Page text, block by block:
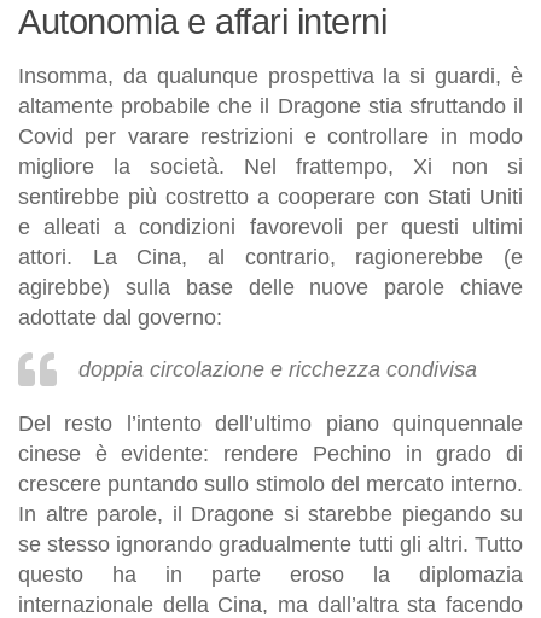
Autonomia e affari interni
Insomma, da qualunque prospettiva la si guardi, è
altamente probabile che il Dragone stia sfruttando il
Covid per varare restrizioni e controllare in modo
migliore la società. Nel frattempo, Xi non si
sentirebbe più costretto a cooperare con Stati Uniti
e alleati a condizioni favorevoli per questi ultimi
attori. La Cina, al contrario, ragionerebbe (e
agirebbe) sulla base delle nuove parole chiave
adottate dal governo:
doppia circolazione e ricchezza condivisa
Del resto l’intento dell’ultimo piano quinquennale
cinese è evidente: rendere Pechino in grado di
crescere puntando sullo stimolo del mercato interno.
In altre parole, il Dragone si starebbe piegando su
se stesso ignorando gradualmente tutti gli altri. Tutto
questo ha in parte eroso la diplomazia
internazionale della Cina, ma dall’altra sta facendo